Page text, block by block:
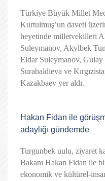
Türkiye Büyük Millet
Kurtulmuş’un daveti
heyetinde milletvekilleri
Suleymanov, Akylbek
Eldar Suleymanov,
Surabaldieva ve
Kazakbaev yer aldı.
Hakan Fidan ile
adaylığı gündemde
Turgunbek uulu, ziyaret
Bakanı Hakan Fidan ile
ekonomik ve kültürel-